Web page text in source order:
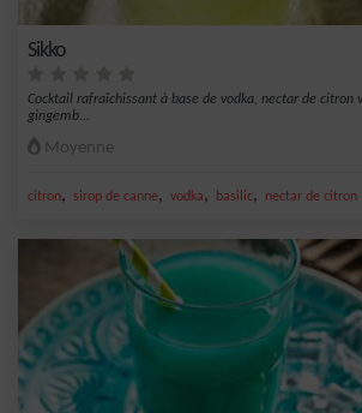
Sikko
Cocktail rafraîchissant à base de vodka, nectar de citron
gingemb...
Moyenne
citron, sirop de canne, vodka, basilic, nectar de citron